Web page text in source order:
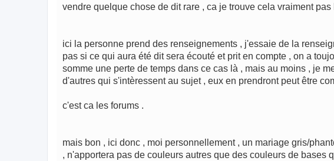
vendre quelque chose de dit rare , ca je trouve cela vraiment pas
ici la personne prend des renseignements , j'essaie de la
pas si ce qui aura été dit sera écouté et prit en compte , on a
somme une perte de temps dans ce cas là , mais au moins , je
d'autres qui s'intèressent au sujet , eux en prendront peut être
c'est ca les forums .
mais bon , ici donc , moi personnellement , un mariage gris/
, n'apportera pas de couleurs autres que des couleurs de